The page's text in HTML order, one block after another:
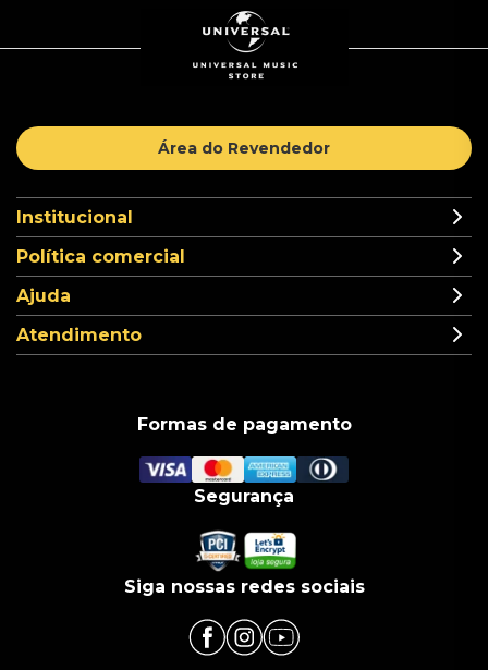
Área do Revendedor
Institucional
Política comercial
Ajuda
Atendimento
Formas de pagamento
Segurança
Siga nossas redes sociais